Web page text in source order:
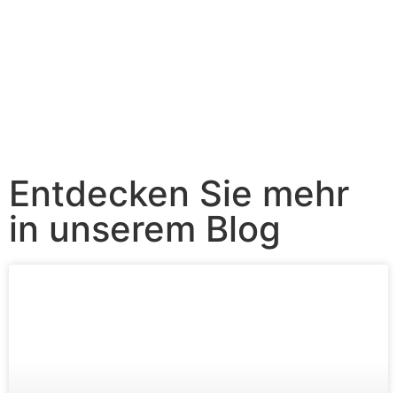
Entdecken Sie mehr
in unserem Blog